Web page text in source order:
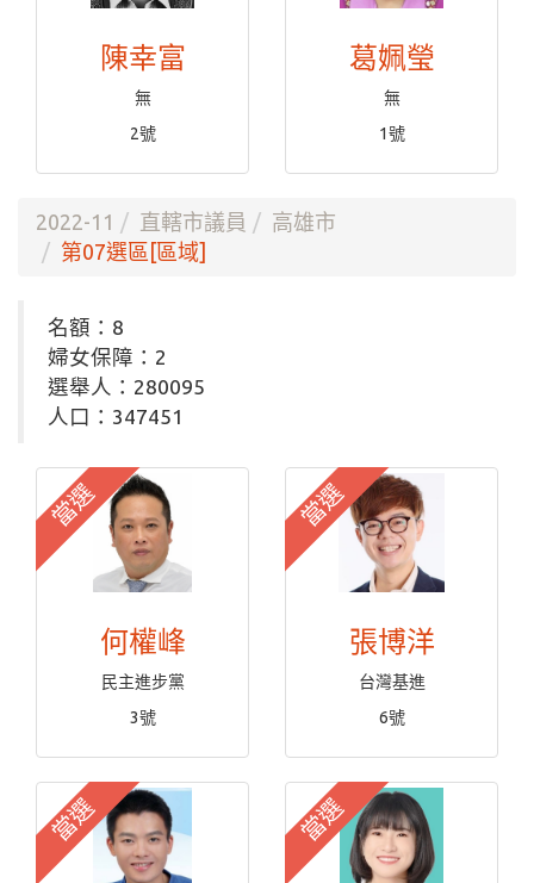
陳幸富
無
2號
葛姵瑩
無
1號
2022-11 直轄市議員
高雄市
第07選區[區域]
名額：8
婦女保障：2
選舉人：280095
人口：347451
當選
何權峰
民主進步黨
3號
當選
張博洋
台灣基進
6號
當選 當選